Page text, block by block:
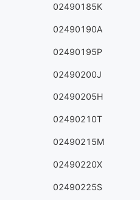
02490185K
02490190A
02490195P
02490200J
02490205H
02490210T
02490215M
02490220X
02490225S